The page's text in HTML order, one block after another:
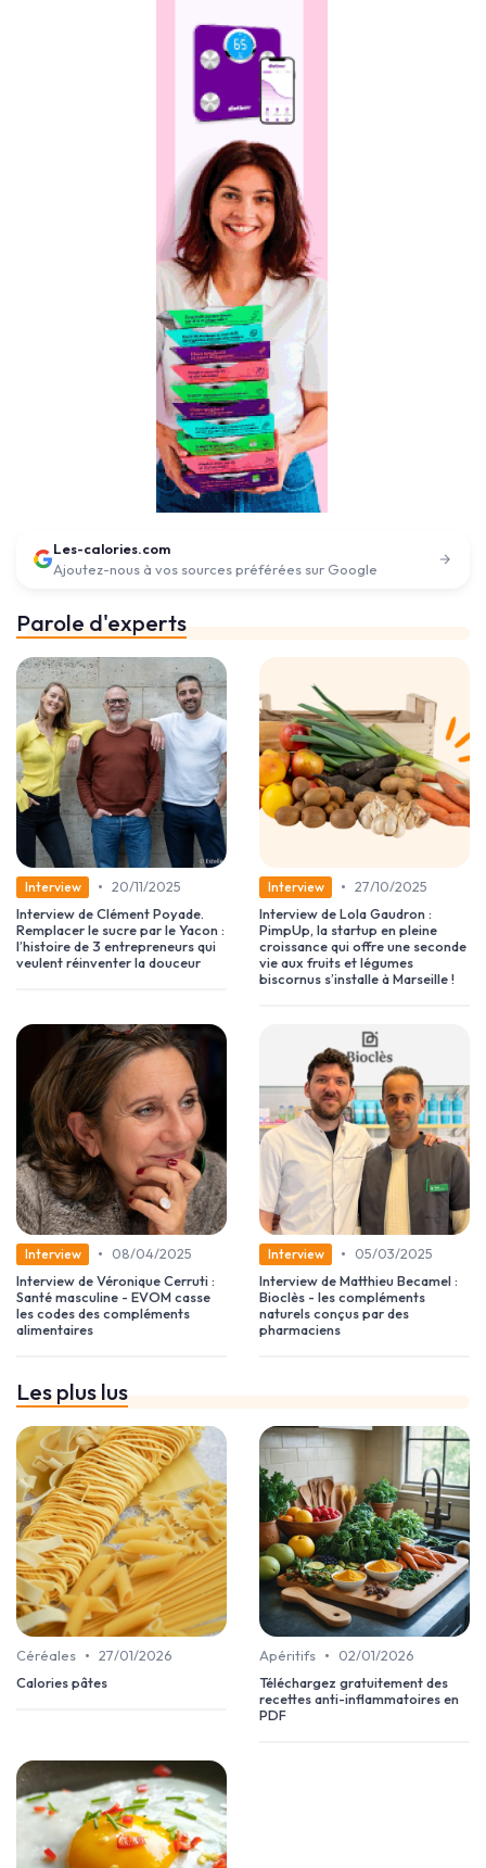
Les-calories.com
Ajoutez-nous à vos sources préférées sur Google
Parole d'experts
Interview • 20/11/2025
Interview de Clément Poyade.
Remplacer le sucre par le Yacon :
l’histoire de 3 entrepreneurs qui
veulent réinventer la douceur
Interview • 27/10/2025
Interview de Lola Gaudron :
PimpUp, la startup en pleine
croissance qui offre une seconde
vie aux fruits et légumes
biscornus s’installe à Marseille !
Interview •
08/04/2025
Interview de Véronique Cerruti :
Santé masculine - EVOM casse
les codes des compléments
alimentaires
Interview •
05/03/2025
Interview de Matthieu Becamel :
Bioclès - les compléments
naturels conçus par des
pharmaciens
Les plus lus
Céréales • 27/01/2026
Calories pâtes
Apéritifs •
02/01/2026
Téléchargez gratuitement des
recettes anti-inflammatoires en
PDF